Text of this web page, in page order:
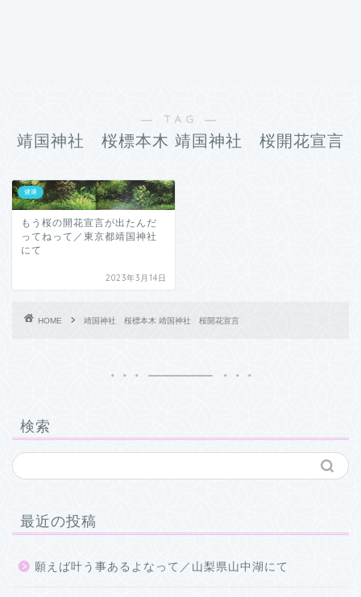
― TAG ―
靖国神社 桜標本木 靖国神社 桜開花宣言
健康
もう桜の開花宣言が出たんだ
ってねって／東京都靖国神社
にて
2023年3月14日
HOME 靖国神社 桜標本木 靖国神社 桜開花宣言
検索
最近の投稿
願えば叶う事あるよなって／山梨県山中湖にて